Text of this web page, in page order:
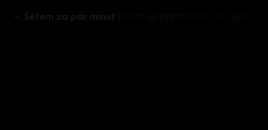
Šéfem za pár minut